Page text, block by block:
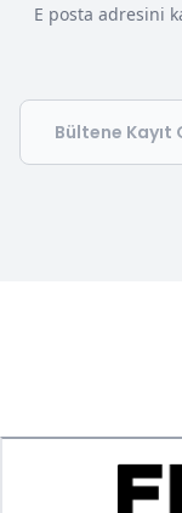
E posta adresini
Email